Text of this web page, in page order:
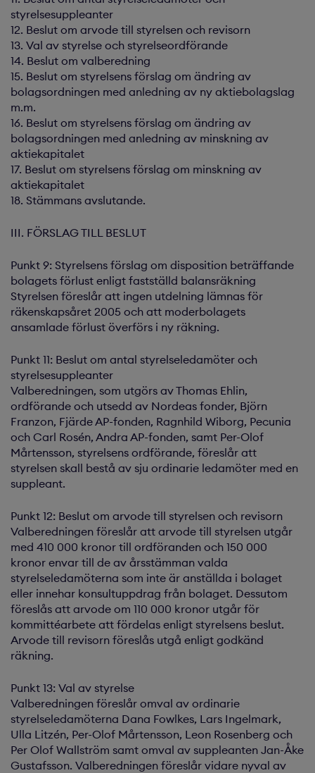
styrelsesuppleanter
12. Beslut om arvode till styrelsen och revisorn
13. Val av styrelse och styrelseordförande
14. Beslut om valberedning
15. Beslut om styrelsens förslag om ändring av
bolagsordningen med anledning av ny aktiebolagslag
m.m.
16. Beslut om styrelsens förslag om ändring av
bolagsordningen med anledning av minskning av
aktiekapitalet
17. Beslut om styrelsens förslag om minskning av
aktiekapitalet
18. Stämmans avslutande.
III. FÖRSLAG TILL BESLUT
Punkt 9: Styrelsens förslag om disposition beträffande
bolagets förlust enligt fastställd balansräkning
Styrelsen föreslår att ingen utdelning lämnas för
räkenskapsåret 2005 och att moderbolagets
ansamlade förlust överförs i ny räkning.
Punkt 11: Beslut om antal styrelseledamöter och
styrelsesuppleanter
Valberedningen, som utgörs av Thomas Ehlin,
ordförande och utsedd av Nordeas fonder, Björn
Franzon, Fjärde AP-fonden, Ragnhild Wiborg, Pecunia
och Carl Rosén, Andra AP-fonden, samt Per-Olof
Mårtensson, styrelsens ordförande, föreslår att
styrelsen skall bestå av sju ordinarie ledamöter med en
suppleant.
Punkt 12: Beslut om arvode till styrelsen och revisorn
Valberedningen föreslår att arvode till styrelsen utgår
med 410 000 kronor till ordföranden och 150 000
kronor envar till de av årsstämman valda
styrelseledamöterna som inte är anställda i bolaget
eller innehar konsultuppdrag från bolaget. Dessutom
föreslås att arvode om 110 000 kronor utgår för
kommittéarbete att fördelas enligt styrelsens beslut.
Arvode till revisorn föreslås utgå enligt godkänd
räkning.
Punkt 13: Val av styrelse
Valberedningen föreslår omval av ordinarie
styrelseledamöterna Dana Fowlkes, Lars Ingelmark,
Ulla Litzén, Per-Olof Mårtensson, Leon Rosenberg och
Per Olof Wallström samt omval av suppleanten Jan-Åke
Gustafsson. Valberedningen föreslår vidare nyval av